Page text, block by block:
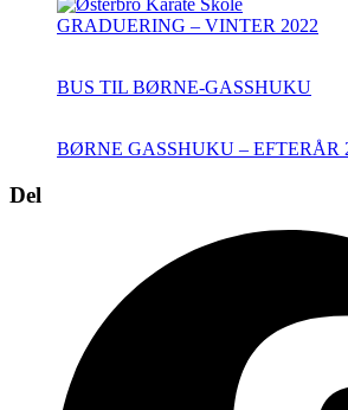
GRADUERING – VINTER 2022
BUS TIL BØRNE-GASSHUKU
BØRNE GASSHUKU – EFTERÅR
Del